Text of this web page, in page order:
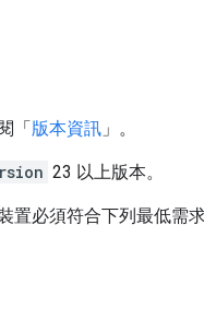
「版本資訊 」。
23 以上版本。
置必須符合下列最低需